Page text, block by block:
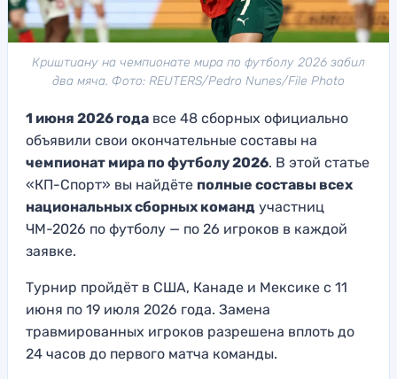
Криштиану на чемпионате мира по футболу 2026 забил
два мяча. Фото: REUTERS/Pedro Nunes/File Photo
1 июня 2026 года все 48 сборных официально
объявили свои окончательные составы на
чемпионат мира по футболу 2026. В этой статье
«КП-Спорт» вы найдёте полные составы всех
национальных сборных команд участниц
ЧМ-2026 по футболу — по 26 игроков в каждой
заявке.
Турнир пройдёт в США, Канаде и Мексике с 11
июня по 19 июля 2026 года. Замена
травмированных игроков разрешена вплоть до
24 часов до первого матча команды.